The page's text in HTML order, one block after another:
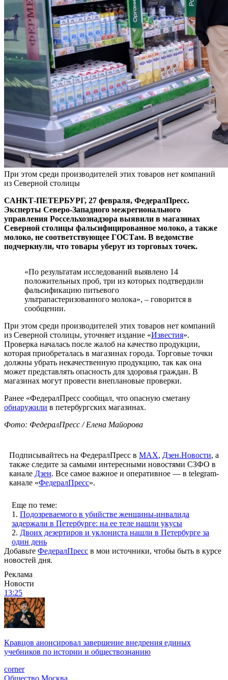
При этом среди производителей этих товаров нет компаний
из Северной столицы
САНКТ-ПЕТЕРБУРГ, 27 февраля, ФедералПресс.
Эксперты Северо-Западного межрегионального
управления Россельхознадзора выявили в магазинах
Северной столицы фальсифицированное молоко, а также
молоко, не соответствующее ГОСТам. В ведомстве
подчеркнули, что товары уберут из торговых точек.
«По результатам исследований выявлено 14
положительных проб, три из которых подтвердили
фальсификацию питьевого
ультрапастеризованного молока», – говорится в
сообщении.
При этом среди производителей этих товаров нет компаний
из Северной столицы, уточняет издание «Известия».
Проверка началась после жалоб на качество продукции,
которая приобреталась в магазинах города. Торговые точки
должны убрать некачественную продукцию, так как она
может представлять опасность для здоровья граждан. В
магазинах могут провести внеплановые проверки.
Ранее «ФедералПресс сообщал, что опасную сметану
обнаружили в петербургских магазинах.
Фото: ФедералПресс / Елена Майорова
Подписывайтесь на ФедералПресс в МАХ, Дзен.Новости, а
также следите за самыми интересными новостями СЗФО в
канале Дзен. Все самое важное и оперативное — в telegram-
канале «ФедералПресс».
Еще по теме:
1. Подозреваемого в убийстве женщины-инвалида
задержали в Петербурге: на ее теле нашли укусы
2. Двоих дезертиров и уклониста нашли в Петербурге за
один день
Добавьте ФедералПресс в мои источники, чтобы быть в курсе
новостей дня.
Реклама
Новости
13:25
Кравцов анонсировал завершение внедрения единых
учебников по истории и обществознанию
corner
Общество Москва